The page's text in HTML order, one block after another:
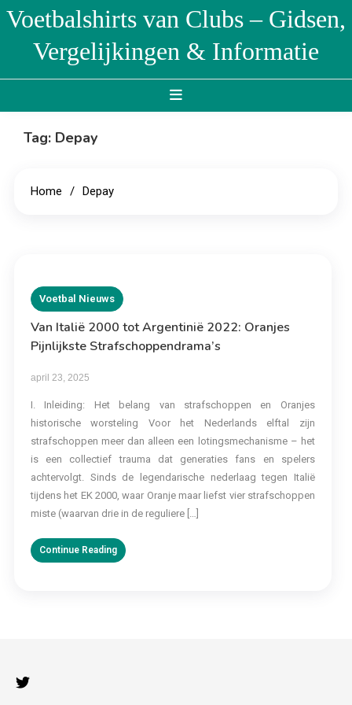
Skip
content
Voetbalshirts van Clubs – Gidsen,
Vergelijkingen & Informatie
Tag: Depay
Home Depay
Voetbal Nieuws
Van Italië 2000 tot Argentinië 2022: Oranjes
Pijnlijkste Strafschoppendrama’s
april 23, 2025
I. Inleiding: Het belang van strafschoppen en Oranjes
historische worsteling Voor het Nederlands elftal zijn
strafschoppen meer dan alleen een lotingsmechanisme – het
is een collectief trauma dat generaties fans en spelers
achtervolgt. Sinds de legendarische nederlaag tegen Italië
tijdens het EK 2000, waar Oranje maar liefst vier strafschoppen
miste (waarvan drie in de reguliere […]
Continue Reading